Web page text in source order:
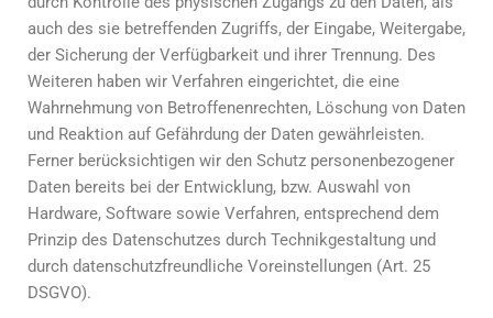
auch des sie betreffenden Zugriffs, der Eingabe, Weitergabe,
der Sicherung der Verfügbarkeit und ihrer Trennung. Des
Weiteren haben wir Verfahren eingerichtet, die eine
Wahrnehmung von Betroffenenrechten, Löschung von Daten
und Reaktion auf Gefährdung der Daten gewährleisten.
Ferner berücksichtigen wir den Schutz personenbezogener
Daten bereits bei der Entwicklung, bzw. Auswahl von
Hardware, Software sowie Verfahren, entsprechend dem
Prinzip des Datenschutzes durch Technikgestaltung und
durch datenschutzfreundliche Voreinstellungen (Art. 25
DSGVO).